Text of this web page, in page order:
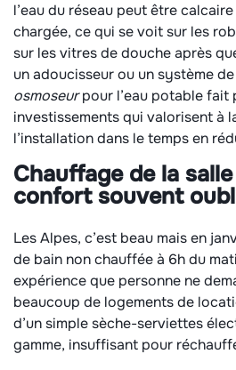
l’eau du réseau peut être
chargée, ce qui se voit sur les
sur les vitres de douche après
un adoucisseur ou un système
osmoseurpour l’eau potable fait
investissements qui valorisent à
l’installation dans le temps en
Chauffage de la
confort souvent
Les Alpes, c’est beau mais en
de bain non chauffée à 6h du
expérience que personne ne
beaucoup de logements de
d’un simple sèche-serviettes
gamme, insuffisant pour